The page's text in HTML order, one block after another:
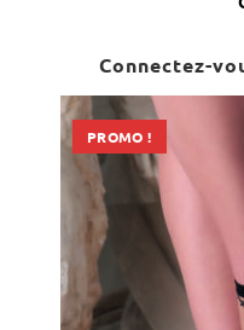
Connectez-
PROMO !